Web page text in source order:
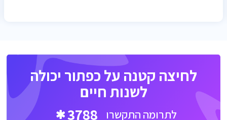
לחיצה קטנה על כפתור יכולה
לשנות חיים
לתרומה התקשרו 3788